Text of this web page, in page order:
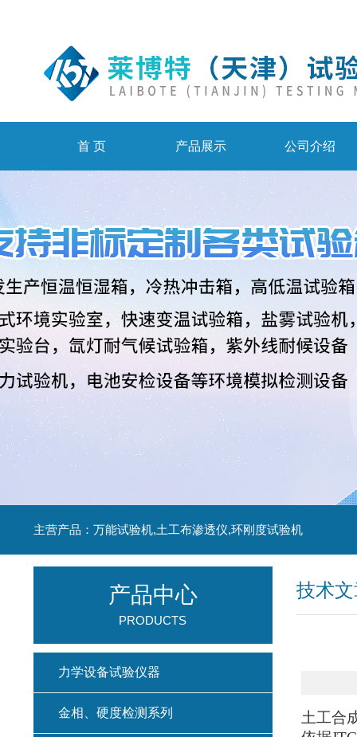
首 页 产品展示 公司介绍
主营产品：万能试验机,土工布渗透仪,环刚度试验机
技术
土工合
产品中心
PRODUCTS
力学设备试验仪器
金相、硬度检测系列